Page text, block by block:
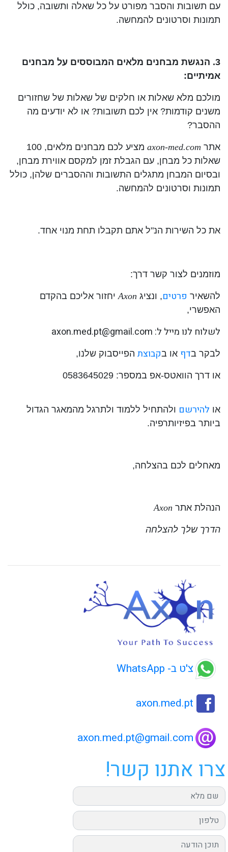
עם תשובות והסבר מפורט על כל שאלה ותשובה, כולל
תמונות וסרטונים להמחשה.
3. הנגשת מבחנים מלאים המבוססים על מבחנים
אמיתיים:
מולכם מלא שאלות או חלקים של שאלות של שחזורים
משנים קודמות? אין לכם תשובות? או לא יודעים מה
ההסבר?
אתר axon-med.com
מציע לכם מבחנים מלאים, 100
שאלות כל מבחן, עם הגבלת זמן למקסם אווירת מבחן,
ובסיום המבחן מתגלים התשובות וההסברים שלהן, כולל
תמונות וסרטונים להמחשה.
את כל השירות הנ"ל אתם תקבלו תחת מנוי אחד.
מוזמנים לצור קשר דרך:
להשאיר פרטים, ונציג Axonיחזור אליכם בהקדם
האפשרי,
לשלוח לנו מייל ל: axon.med.pt@gmail.com
לבקר בדף או בקבוצת הפייסבוק שלנו,
או דרך הוואטס-אפ במספר: 0583645029
או להירשם ולהתחיל ללמוד ולתרגל מהמאגר הגדול
ביותר בפיזיותרפיה.
מאחלים לכם בהצלחה,
הנהלת אתר Axon
הדרך שלך להצלחה
צ'ט ב- WhatsApp
axon.med.pt
axon.med.pt@gmail.com
צרו אתנו קשר!